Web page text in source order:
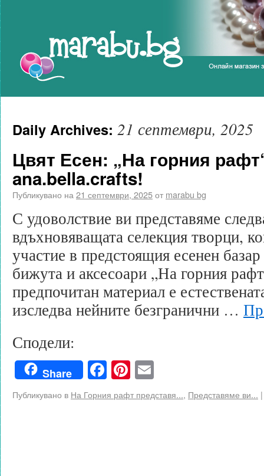
Daily Archives: 21 септември, 2025
Цвят Есен: „На горния
ana.bella.crafts!
Публикувано на 21 септември, 2025от marabu bg
С удоволствие ви представяме
вдъхновяващата селекция творци,
участие в предстоящия есенен
бижута и аксесоари „На горния
предпочитан материал е
изследва нейните безгранични …
Сподели:
Share Facebook
Pinterest
Публикувано в На Горния рафт представя..., Представяме ви... |